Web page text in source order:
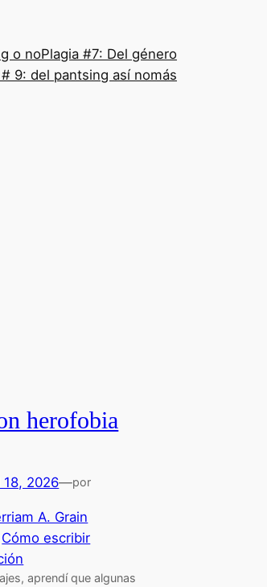
o noPlagia #7: Del género
# 9: del pantsing así nomás
herofobia
18, 2026—por
A. Grain
Cómo escribir
aprendí que algunas